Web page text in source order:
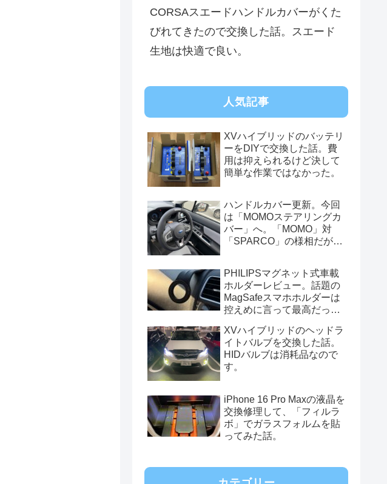
CORSAスエードハンドルカバーがくた
びれてきたので交換した話。スエード
生地は快適で良い。
人気記事
XVハイブリッドのバッテリ
ーをDIYで交換した話。費
用は抑えられるけど決して
簡単な作業ではなかった。
ハンドルカバー更新。今回
は「MOMOステアリングカ
バー」へ。「MOMO」対
「SPARCO」の様相だが、
PHILIPSマグネット式車載
ホルダーレビュー。話題の
MagSafeスマホホルダーは
控えめに言って最高だっ
XVハイブリッドのヘッドラ
イトバルブを交換した話。
HIDバルブは消耗品なので
す。
iPhone 16 Pro Maxの液晶を
交換修理して、「フィルラ
ボ」でガラスフォルムを貼
ってみた話。